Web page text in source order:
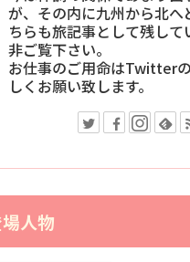
が、その内に九州から北へ
ちらも旅記事として残して
非ご覧下さい。
お仕事のご用命はTwitter
しくお願い致します。
人物